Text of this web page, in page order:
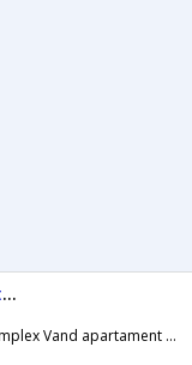
Piata Complex- vand apartament 3 camere
3 camere, confort 1, decomandat, suparafata